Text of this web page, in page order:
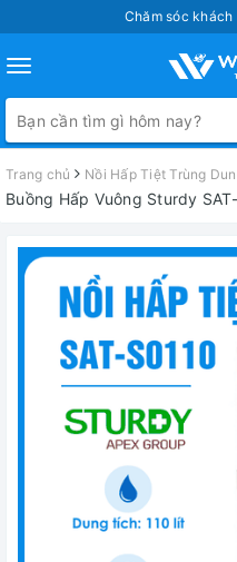
Chăm sóc
Toggle
navigation
Trang chủ Nồi Hấp Tiệt Trùng
Buồng Hấp Vuông Sturdy